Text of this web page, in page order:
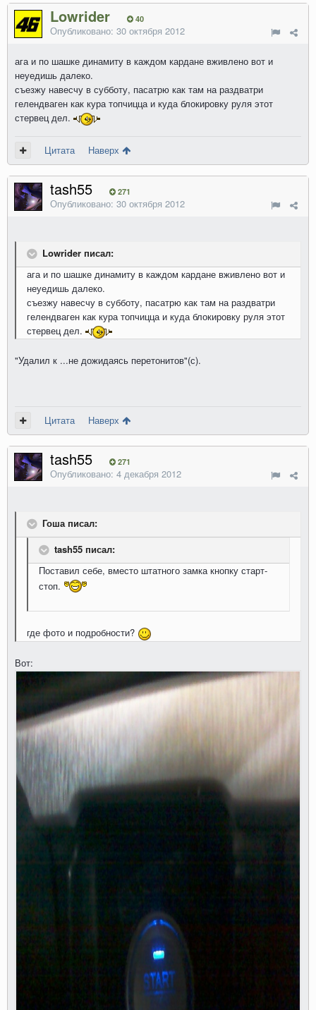
Lowrider 40
Опубликовано: 30 октября 2012
ага и по шашке динамиту в каждом кардане вживлено вот и
неуедишь далеко.
съезжу навесчу в субботу, пасатрю как там на раздватри
гелендваген как кура топчицца и куда блокировку руля этот
стервец дел.
Цитата Наверх
tash55 271
Опубликовано: 30 октября 2012
Lowrider писал:
ага и по шашке динамиту в каждом кардане вживлено вот и
неуедишь далеко.
съезжу навесчу в субботу, пасатрю как там на раздватри
гелендваген как кура топчицца и куда блокировку руля этот
стервец дел.
"Удалил к ...не дожидаясь перетонитов"(с).
Цитата Наверх
tash55 271
Опубликовано: 4 декабря 2012
Гоша писал:
tash55 писал:
Поставил себе, вместо штатного замка кнопку старт-
стоп.
где фото и подробности?
Вот: